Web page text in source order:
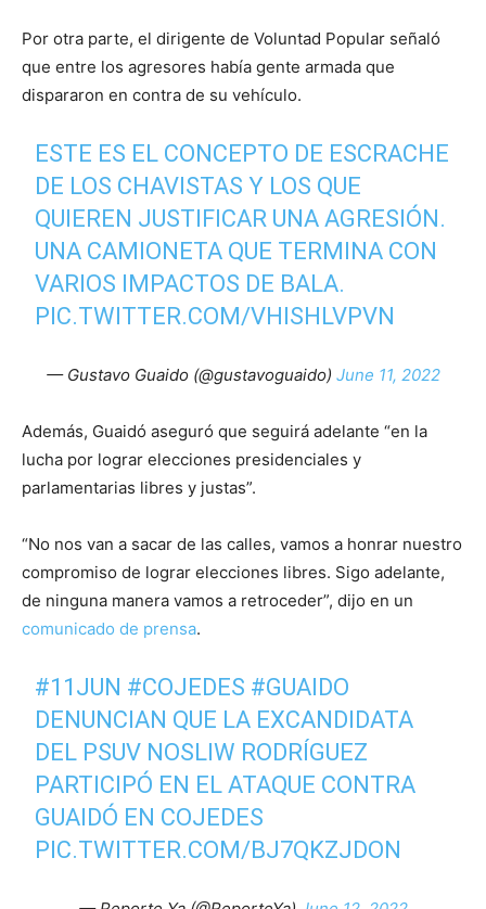
Por otra parte, el dirigente de Voluntad Popular señaló
que entre los agresores había gente armada que
dispararon en contra de su vehículo.
ESTE ES EL CONCEPTO DE ESCRACHE
DE LOS CHAVISTAS Y LOS QUE
QUIEREN JUSTIFICAR UNA AGRESIÓN.
UNA CAMIONETA QUE TERMINA CON
VARIOS IMPACTOS DE BALA.
PIC.TWITTER.COM/VHISHLVPVN
— Gustavo Guaido (@gustavoguaido) June 11, 2022
Además, Guaidó aseguró que seguirá adelante “en la
lucha por lograr elecciones presidenciales y
parlamentarias libres y justas”.
“No nos van a sacar de las calles, vamos a honrar nuestro
compromiso de lograr elecciones libres. Sigo adelante,
de ninguna manera vamos a retroceder”, dijo en un
comunicado de prensa.
#11JUN #COJEDES #GUAIDO
DENUNCIAN QUE LA EXCANDIDATA
DEL PSUV NOSLIW RODRÍGUEZ
PARTICIPÓ EN EL ATAQUE CONTRA
GUAIDÓ EN COJEDES
PIC.TWITTER.COM/BJ7QKZJDON